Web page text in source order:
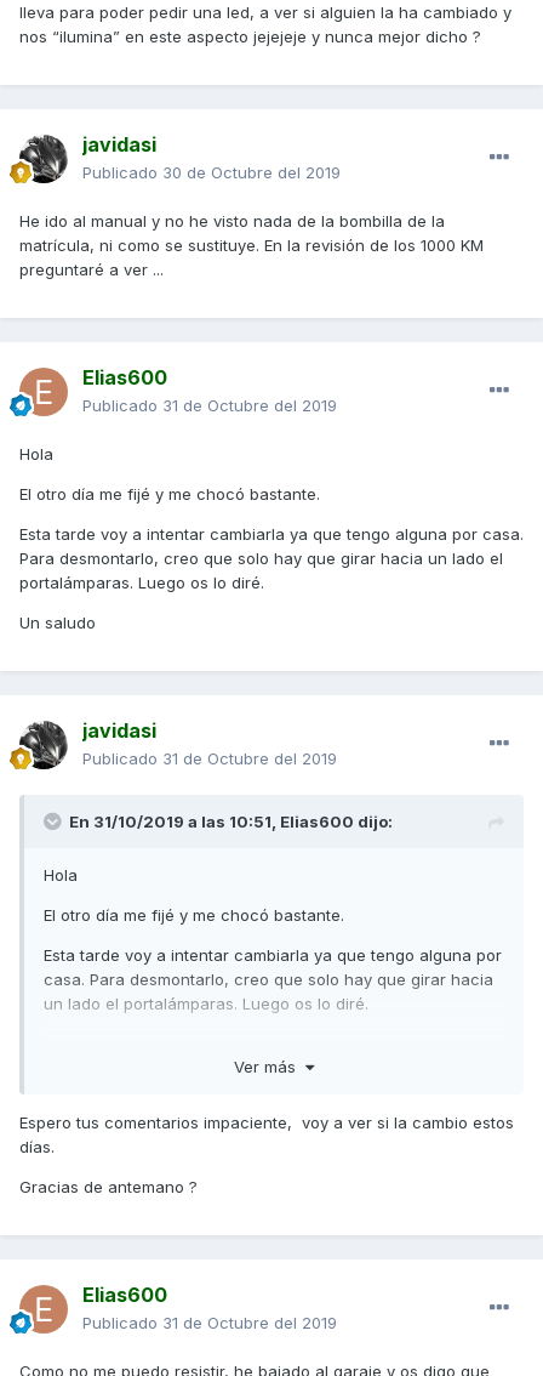
lleva para poder pedir una led, a ver si alguien la ha cambiado y
nos “ilumina” en este aspecto jejejeje y nunca mejor dicho ?
javidasi
Publicado 30 de Octubre del 2019
He ido al manual y no he visto nada de la bombilla de la
matrícula, ni como se sustituye. En la revisión de los 1000 KM
preguntaré a ver ...
Elias600
Publicado 31 de Octubre del 2019
Hola
El otro día me fijé y me chocó bastante.
Esta tarde voy a intentar cambiarla ya que tengo alguna por casa.
Para desmontarlo, creo que solo hay que girar hacia un lado el
portalámparas. Luego os lo diré.
Un saludo
javidasi
Publicado 31 de Octubre del 2019
En 31/10/2019 a las 10:51, Elias600 dijo:
Hola
El otro día me fijé y me chocó bastante.
Esta tarde voy a intentar cambiarla ya que tengo alguna por
casa. Para desmontarlo, creo que solo hay que girar hacia
un lado el portalámparas. Luego os lo diré.
Ver más
Espero tus comentarios impaciente, voy a ver si la cambio estos
días.
Gracias de antemano ?
Elias600
Publicado 31 de Octubre del 2019
Como no me puedo resistir, he bajado al garaje y os digo que